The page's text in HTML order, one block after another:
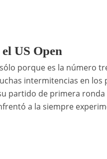
US Open
porque es la número
intermitencias en los
partido de primera
a la siempre